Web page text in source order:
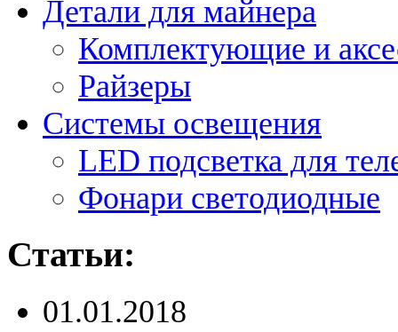
Детали для майнера
Комплектующие и
Райзеры
Системы освещения
LED подсветка для
Фонари светодиодные
Статьи:
01.01.2018